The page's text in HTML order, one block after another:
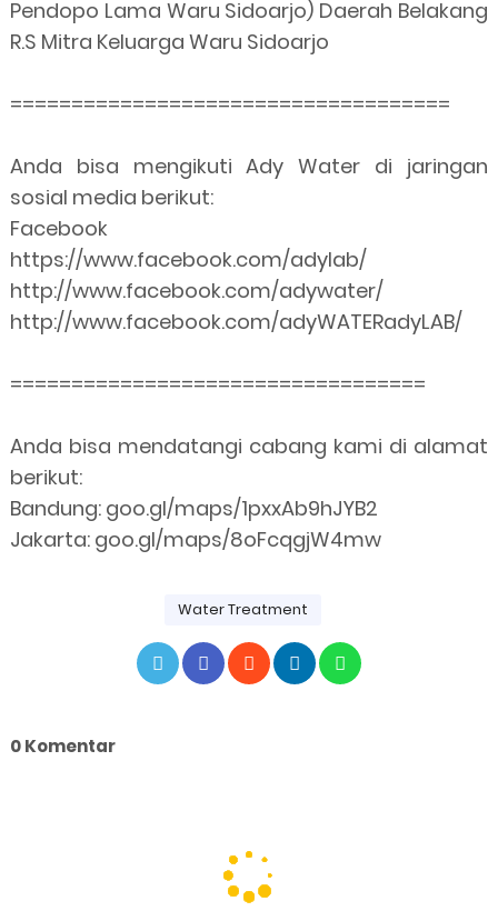
Pendopo Lama Waru Sidoarjo) Daerah Belakang
R.S Mitra Keluarga Waru Sidoarjo
====================================
Anda bisa mengikuti Ady Water di jaringan
sosial media berikut:
Facebook
https://www.facebook.com/adylab/
http://www.facebook.com/adywater/
http://www.facebook.com/adyWATERadyLAB/
==================================
Anda bisa mendatangi cabang kami di alamat
berikut:
Bandung: goo.gl/maps/1pxxAb9hJYB2
Jakarta: goo.gl/maps/8oFcqgjW4mw
Water Treatment
0 Komentar